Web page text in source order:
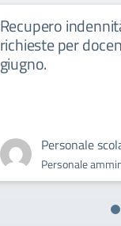
Recupero
richieste per
giugno.
Personale
Personale